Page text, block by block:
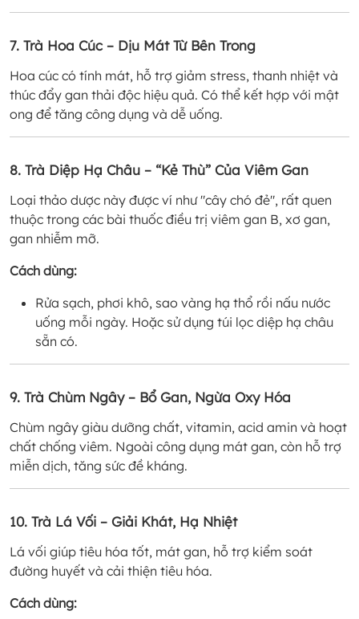
7. Trà Hoa Cúc – Dịu Mát Từ Bên Trong
Hoa cúc có tính mát, hỗ trợ giảm stress, thanh nhiệt và
thúc đẩy gan thải độc hiệu quả. Có thể kết hợp với mật
ong để tăng công dụng và dễ uống.
8. Trà Diệp Hạ Châu – “Kẻ Thù” Của Viêm Gan
Loại thảo dược này được ví như "cây chó đẻ", rất quen
thuộc trong các bài thuốc điều trị viêm gan B, xơ gan,
gan nhiễm mỡ.
Cách dùng:
Rửa sạch, phơi khô, sao vàng hạ thổ rồi nấu nước
uống mỗi ngày. Hoặc sử dụng túi lọc diệp hạ châu
sẵn có.
9. Trà Chùm Ngây – Bổ Gan, Ngừa Oxy Hóa
Chùm ngây giàu dưỡng chất, vitamin, acid amin và hoạt
chất chống viêm. Ngoài công dụng mát gan, còn hỗ trợ
miễn dịch, tăng sức đề kháng.
10. Trà Lá Vối – Giải Khát, Hạ Nhiệt
Lá vối giúp tiêu hóa tốt, mát gan, hỗ trợ kiểm soát
đường huyết và cải thiện tiêu hóa.
Cách dùng: